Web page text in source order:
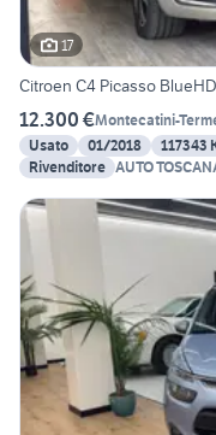
17
Citroen C4 Picasso
12.300 €Montecatini-
Usato
01/2018 117343
Rivenditore AUTO